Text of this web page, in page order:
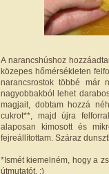
A narancshúshoz
közepes hőmérsékleten
narancsrostok többé már
nagyobbakból lehet
magjait, dobtam hozzá
cukrot**, majd újra
alaposan kimosott és
fejreállítottam. Száraz
*Ismét kiemelném, hogy a
útmutatót. :)